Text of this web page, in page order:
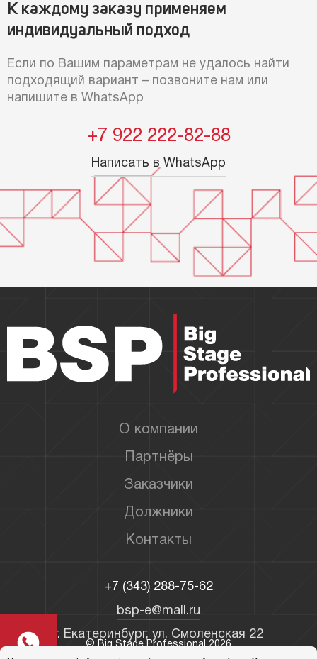
К каждому заказу применяем
индивидуальный подход
Если по Вашим параметрам не удалось найти
подходящий вариант – позвоните нам или
напишите в WhatsApp
+7 922 222-82-88
Написать в WhatsApp
© Big Stage Professional 2026
О компании
Партнёры
Заказчики
Должники
Контакты
+7 (343) 288-75-62
bsp-e@mail.ru
г. Екатеринбург, ул. Смоленская 22